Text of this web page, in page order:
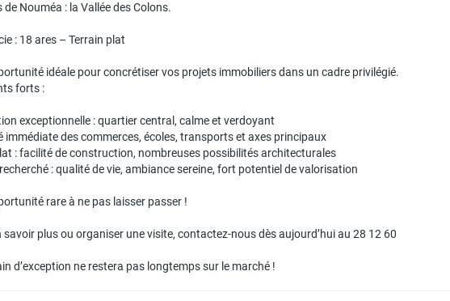
de Nouméa : la Vallée des Colons.
: 18 ares – Terrain plat
idéale pour concrétiser vos projets immobiliers dans un cadre privilégié.
forts :
exceptionnelle : quartier central, calme et verdoyant
immédiate des commerces, écoles, transports et axes principaux
: facilité de construction, nombreuses possibilités architecturales
: qualité de vie, ambiance sereine, fort potentiel de valorisation
rare à ne pas laisser passer !
savoir plus ou organiser une visite, contactez-nous dès aujourd’hui au 28 12 60
d’exception ne restera pas longtemps sur le marché !